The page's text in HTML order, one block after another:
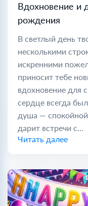
Вдохновение и
рождения
В светлый день
несколькими
искренними
приносит тебе
вдохновение для
сердце всегда
душа —
дарит встречи с...
Читать далее